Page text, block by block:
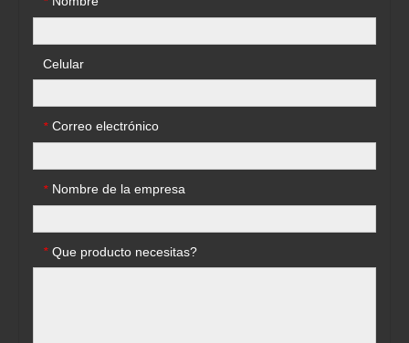
Celular
* Correo electrónico
* Nombre de la empresa
* Que producto necesitas?